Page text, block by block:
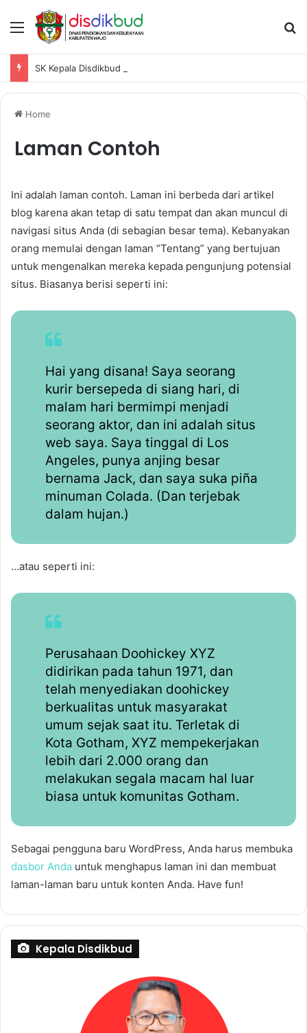
Menu
Home
Laman Contoh
Ini adalah laman contoh. Laman ini berbeda dari artikel
blog karena akan tetap di satu tempat dan akan muncul di
navigasi situs Anda (di sebagian besar tema). Kebanyakan
orang memulai dengan laman “Tentang” yang bertujuan
untuk mengenalkan mereka kepada pengunjung potensial
situs. Biasanya berisi seperti ini:
Hai yang disana! Saya seorang
kurir bersepeda di siang hari, di
malam hari bermimpi menjadi
seorang aktor, dan ini adalah situs
web saya. Saya tinggal di Los
Angeles, punya anjing besar
bernama Jack, dan saya suka piña
minuman Colada. (Dan terjebak
dalam hujan.)
…atau seperti ini:
Perusahaan Doohickey XYZ
didirikan pada tahun 1971, dan
telah menyediakan doohickey
berkualitas untuk masyarakat
umum sejak saat itu. Terletak di
Kota Gotham, XYZ mempekerjakan
lebih dari 2.000 orang dan
melakukan segala macam hal luar
biasa untuk komunitas Gotham.
Sebagai pengguna baru WordPress, Anda harus membuka
dasbor Anda untuk menghapus laman ini dan membuat
laman-laman baru untuk konten Anda. Have fun!
Kepala Disdikbud